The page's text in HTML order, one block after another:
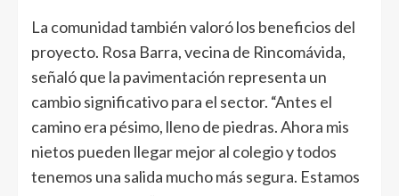
La comunidad también valoró los beneficios del
proyecto. Rosa Barra, vecina de Rincomávida,
señaló que la pavimentación representa un
cambio significativo para el sector. “Antes el
camino era pésimo, lleno de piedras. Ahora mis
nietos pueden llegar mejor al colegio y todos
tenemos una salida mucho más segura. Estamos